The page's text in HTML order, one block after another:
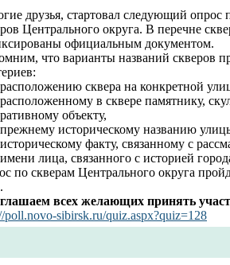
друзья, стартовал следующий
Центрального округа. В перечне
официальным документом.
что варианты названий скверов
сквера на конкретной
в сквере памятнику,
объекту,
историческому названию
факту, связанному с
лица, связанного с историей
по скверам Центрального округа
всех желающих принять
poll.novo-sibirsk.ru/quiz.aspx?quiz=128